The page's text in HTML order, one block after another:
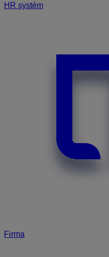
HR systém
Firma